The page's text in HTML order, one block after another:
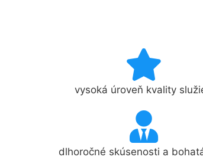
vysoká úroveň kvality
dlhoročné skúsenosti a